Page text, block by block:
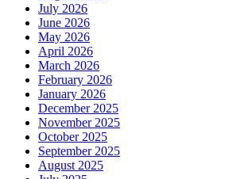
July 2026
June 2026
May 2026
April 2026
March 2026
February 2026
January 2026
December 2025
November 2025
October 2025
September 2025
August 2025